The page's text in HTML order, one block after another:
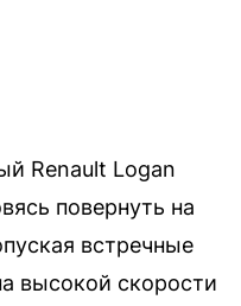
Renault Logan
повернуть на
встречные
высокой скорости